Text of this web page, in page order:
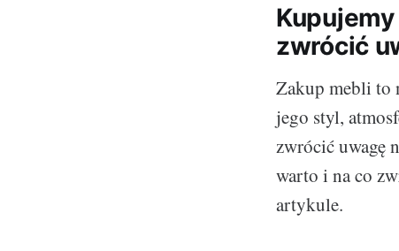
zwrócić
Zakup mebli to
jego styl,
zwrócić uwagę
warto i na co
artykule.